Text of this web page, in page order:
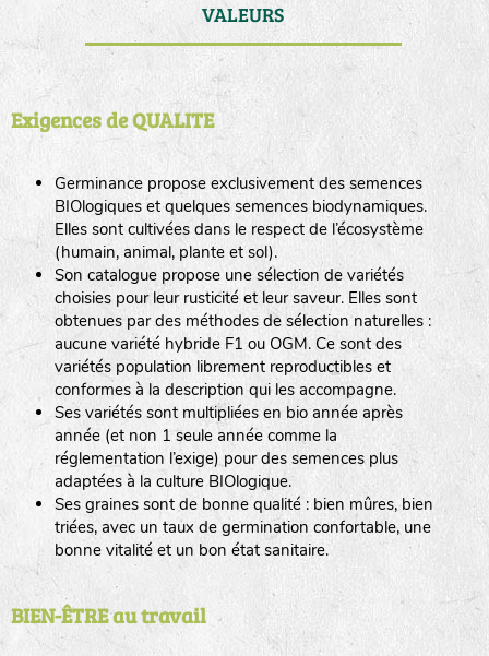
VALEURS
Exigences de QUALITE
Germinance propose exclusivement des semences
BIOlogiques et quelques semences biodynamiques.
Elles sont cultivées dans le respect de l’écosystème
(humain, animal, plante et sol).
Son catalogue propose une sélection de variétés
choisies pour leur rusticité et leur saveur. Elles sont
obtenues par des méthodes de sélection naturelles :
aucune variété hybride F1 ou OGM. Ce sont des
variétés population librement reproductibles et
conformes à la description qui les accompagne.
Ses variétés sont multipliées en bio année après
année (et non 1 seule année comme la
réglementation l’exige) pour des semences plus
adaptées à la culture BIOlogique.
Ses graines sont de bonne qualité : bien mûres, bien
triées, avec un taux de germination confortable, une
bonne vitalité et un bon état sanitaire.
BIEN-ÊTRE au travail